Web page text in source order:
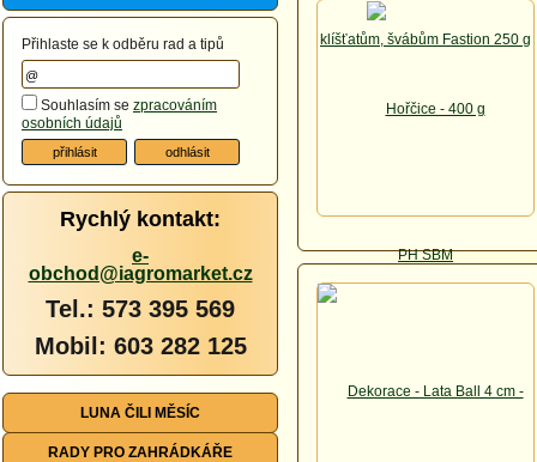
Přihlaste se k odběru rad a tipů
Souhlasím se zpracováním
osobních údajů
Rychlý kontakt:
e-
obchod@iagromarket.cz
Tel.: 573 395 569
Mobil: 603 282 125
LUNA ČILI MĚSÍC
RADY PRO ZAHRÁDKÁŘE